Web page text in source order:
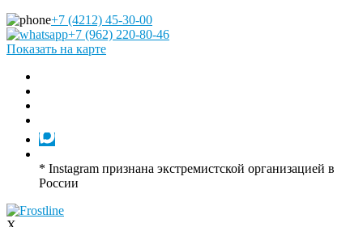
+7 (4212) 45-30-00
+7 (962) 220-80-46
Показать на карте
* Instagram признана экстремистской организацией в
России